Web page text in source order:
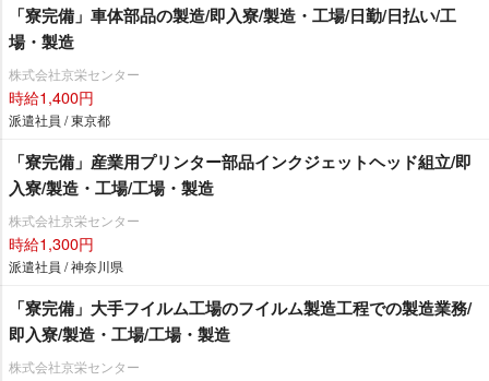
「寮完備」車体部品の製造/即入寮/製造・工場/日勤/日払い/工
場・製造
株式会社京栄センター
時給1,400円
派遣社員 / 東京都
「寮完備」産業用プリンター部品インクジェットヘッド組立/即
入寮/製造・工場/工場・製造
株式会社京栄センター
時給1,300円
派遣社員 / 神奈川県
「寮完備」大手フイルム工場のフイルム製造工程での製造業務/
即入寮/製造・工場/工場・製造
株式会社京栄センター